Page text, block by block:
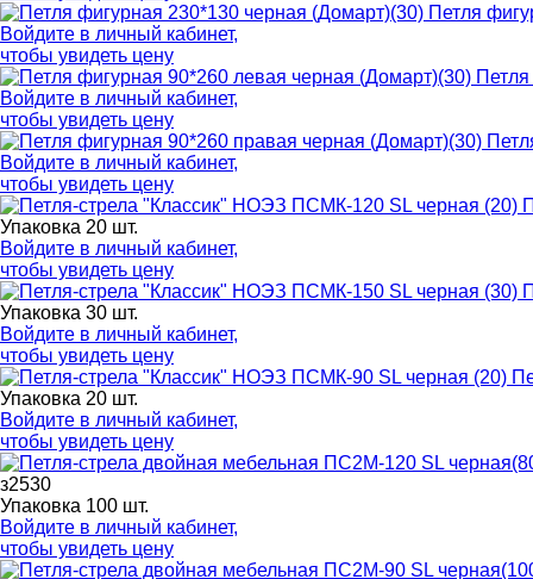
Петля
Войдите в личный кабинет,
чтобы увидеть цену
Войдите в личный кабинет,
чтобы увидеть цену
Войдите в личный кабинет,
чтобы увидеть цену
Упаковка 20 шт.
Войдите в личный кабинет,
чтобы увидеть цену
Упаковка 30 шт.
Войдите в личный кабинет,
чтобы увидеть цену
Упаковка 20 шт.
Войдите в личный кабинет,
чтобы увидеть цену
з2530
Упаковка 100 шт.
Войдите в личный кабинет,
чтобы увидеть цену